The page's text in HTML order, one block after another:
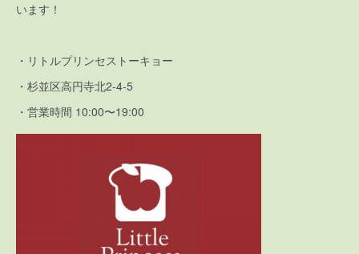
います！
・リトルプリンセストーキョー
・杉並区高円寺北2-4-5
・営業時間 10:00〜19:00